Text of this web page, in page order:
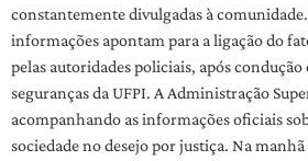
constantemente divulgadas à
informações apontam para a ligação do
pelas autoridades policiais, após
seguranças da UFPI. A Administração
acompanhando as informações oficiais
sociedade no desejo por justiça. Na